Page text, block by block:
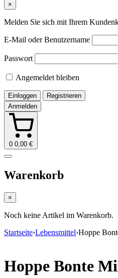
×
Melden Sie sich mit Ihrem
E-Mail oder Benutzername
Passwort
Angemeldet bleiben
Einloggen Registrieren
0 0,00 €
Warenkorb
×
Noch keine Artikel im Warenkorb.
Startseite›Lebensmittel›Hoppe
Hoppe Bonte